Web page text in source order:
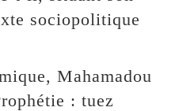
sociopolitique
Mahamadou
: tuez